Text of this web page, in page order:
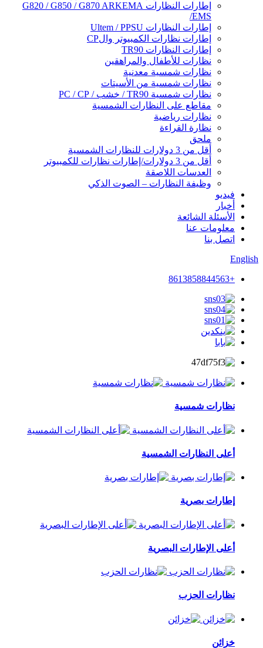
إطارات النظارات G820 / G850 / G870 ARKEMA
/EMS
إطارات النظارات Ultem / PPSU
إطارات نظارات الكمبيوتر والCP
إطارات النظارات TR90
نظارات للأطفال والمراهقين
نظارات شمسية معدنية
نظارات شمسية من الأسيتات
نظارات شمسية TR90 / خشب / PC / CP
مقاطع على النظارات الشمسية
نظارات رياضية
نظارة القراءة
ملحق
أقل من 3 دولارات للنظارات الشمسية
أقل من 3 دولارات/إطارات نظارات للكمبيوتر
العدسات اللاصقة
وظيفة النظارات – الصوت الذكي
فيديو
أخبار
الأسئلة الشائعة
معلومات عنا
اتصل بنا
English
+8613858844563
نظارات شمسية
أعلى النظارات الشمسية
إطارات بصرية
أعلى الإطارات البصرية
نظارات الحزب
خزائن